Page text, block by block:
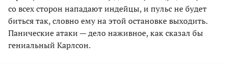
со всех сторон нападают индейцы, и пульс не будет
биться так, словно ему на этой остановке выходить.
Панические атаки — дело наживное, как сказал бы
гениальный Карлсон.